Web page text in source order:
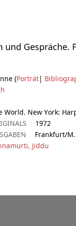
und Gespräche.
(Porträt|
World. New York:
1972
Frankfurt/
Jiddu